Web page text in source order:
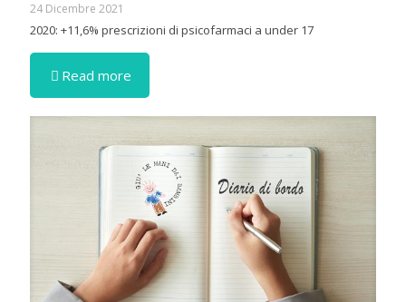
24 Dicembre 2021
2020: +11,6% prescrizioni di psicofarmaci a under 17
Read more